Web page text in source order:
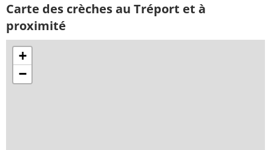
Carte des crèches au Tréport et à
proximité
+
−